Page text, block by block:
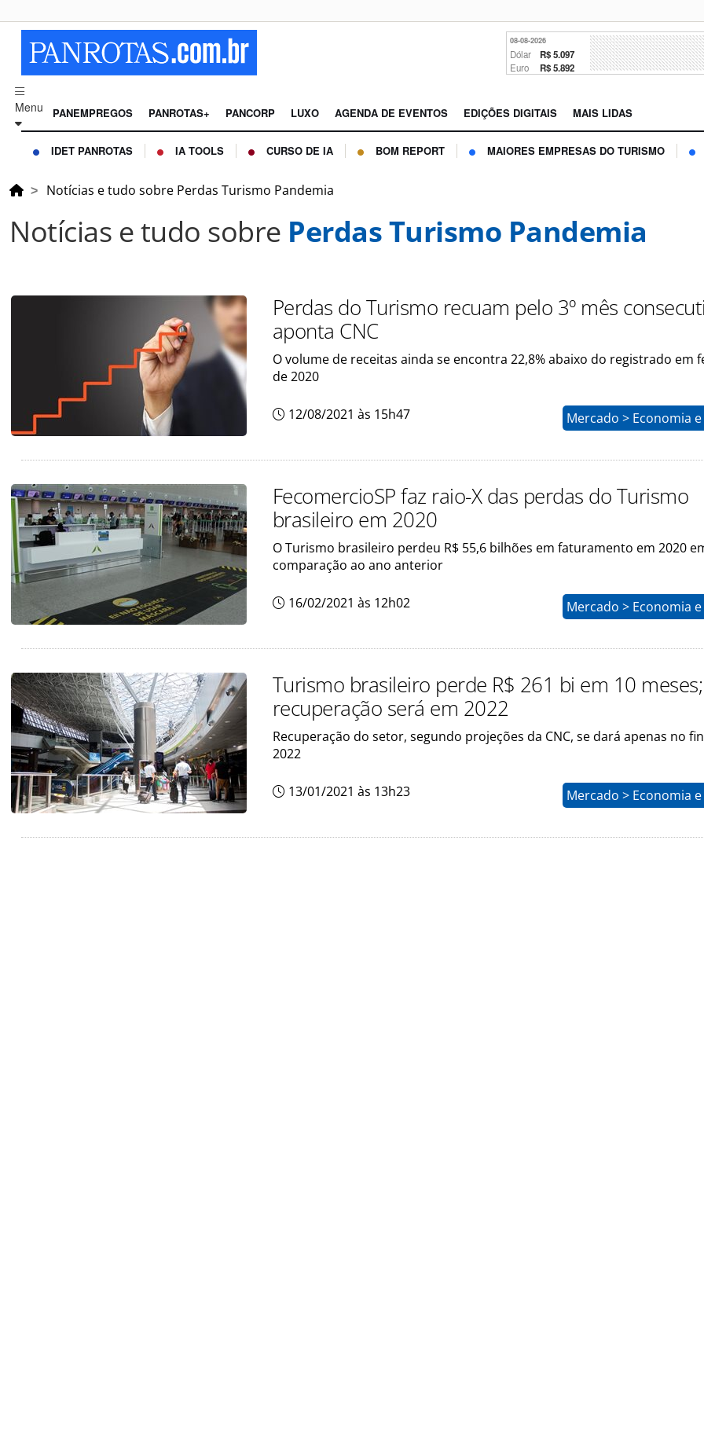
08-08-2026
Dólar R$ 5.097
Euro R$ 5.892
Menu PANEMPREGOS PANROTAS+ PANCORP LUXO AGENDA DE EVENTOS EDIÇÕES DIGITAIS MAIS LIDAS
IDET PANROTAS IA TOOLS CURSO DE IA BOM REPORT MAIORES EMPRESAS DO TURISMO
Notícias e tudo sobre Perdas Turismo Pandemia
Notícias e tudo sobre Perdas Turismo Pandemia
Perdas do Turismo recuam pelo 3º mês
aponta CNC
O volume de receitas ainda se encontra 22,8% abaixo do registrado em
de 2020
12/08/2021 às 15h47 Mercado > Economia
FecomercioSP faz raio-X das perdas do Turismo
brasileiro em 2020
O Turismo brasileiro perdeu R$ 55,6 bilhões em faturamento em 2020
comparação ao ano anterior
16/02/2021 às 12h02 Mercado > Economia
Turismo brasileiro perde R$ 261 bi em 10 meses;
recuperação será em 2022
Recuperação do setor, segundo projeções da CNC, se dará apenas no
2022
13/01/2021 às 13h23 Mercado > Economia